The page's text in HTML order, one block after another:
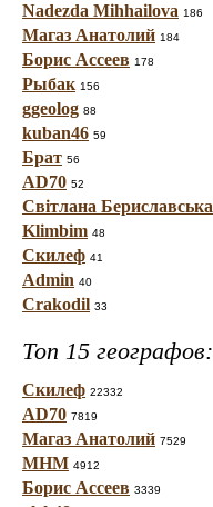
Nadezda Mihhailova 186
Магаз Анатолий 184
Борис Ассеев 178
Рыбак 156
ggeolog 88
kuban46 59
Брат 56
AD70 52
Світлана Бериславська
Klimbim 48
Скилеф 41
Admin 40
Crakodil 33
Топ 15 географов:
Скилеф 22332
AD70 7819
Магаз Анатолий 7529
МНМ 4912
Борис Ассеев 3339